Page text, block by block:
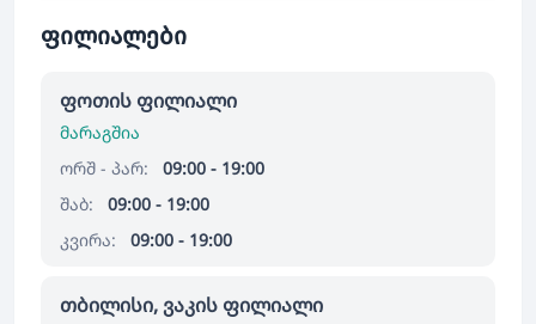
ფილიალები
ფოთის ფილიალი
მარაგშია
ორშ - პარ:
09:00 - 19:00
შაბ:
09:00 - 19:00
კვირა:
09:00 - 19:00
თბილისი, ვაკის ფილიალი